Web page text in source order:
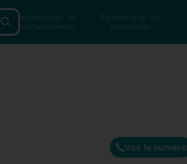
Rechercher un
professionnel
Rechercher un
particulier
Voir le numéro